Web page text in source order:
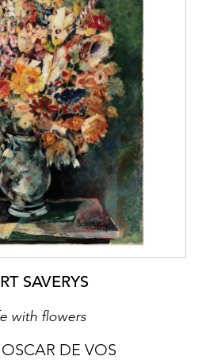
SAVERYS
with flowers
DE VOS